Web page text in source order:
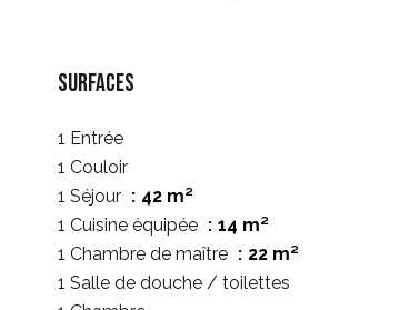
Surfaces
1 Entrée
1 Couloir
1 Séjour
42 m²
1 Cuisine équipée
14 m²
1 Chambre de maître
22 m²
1 Salle de douche / toilettes